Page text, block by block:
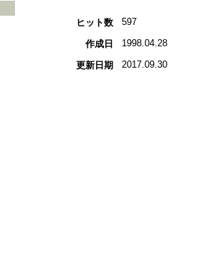
ヒット数 597
作成日 1998.04.28
更新日期 2017.09.30